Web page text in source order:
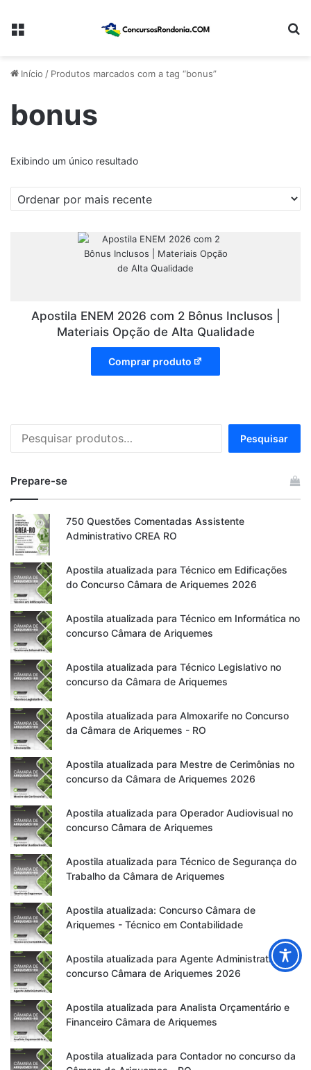
Menu
Início / Produtos marcados com a tag “bonus”
bonus
Exibindo um único resultado
Apostila ENEM 2026 com 2 Bônus Inclusos |
Materiais Opção de Alta Qualidade
Comprar produto
por:
Pesquisar
Prepare-se
750 Questões Comentadas Assistente
Administrativo CREA RO
Apostila atualizada para Técnico em Edificações
do Concurso Câmara de Ariquemes 2026
Apostila atualizada para Técnico em Informática no
concurso Câmara de Ariquemes
Apostila atualizada para Técnico Legislativo no
concurso da Câmara de Ariquemes
Apostila atualizada para Almoxarife no Concurso
da Câmara de Ariquemes - RO
Apostila atualizada para Mestre de Cerimônias no
concurso da Câmara de Ariquemes 2026
Apostila atualizada para Operador Audiovisual no
concurso Câmara de Ariquemes
Apostila atualizada para Técnico de Segurança do
Trabalho da Câmara de Ariquemes
Apostila atualizada: Concurso Câmara de
Ariquemes - Técnico em Contabilidade
Apostila atualizada para Agente Administrativo no
concurso Câmara de Ariquemes 2026
Apostila atualizada para Analista Orçamentário e
Financeiro Câmara de Ariquemes
Apostila atualizada para Contador no concurso da